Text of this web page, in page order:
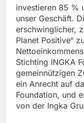
investieren 85 %
unser Geschäft.
erschwinglicher,
Planet Positive“
Stichting INGKA
gemeinnützigen
ein Anrecht auf
Foundation, und
von der Ingka